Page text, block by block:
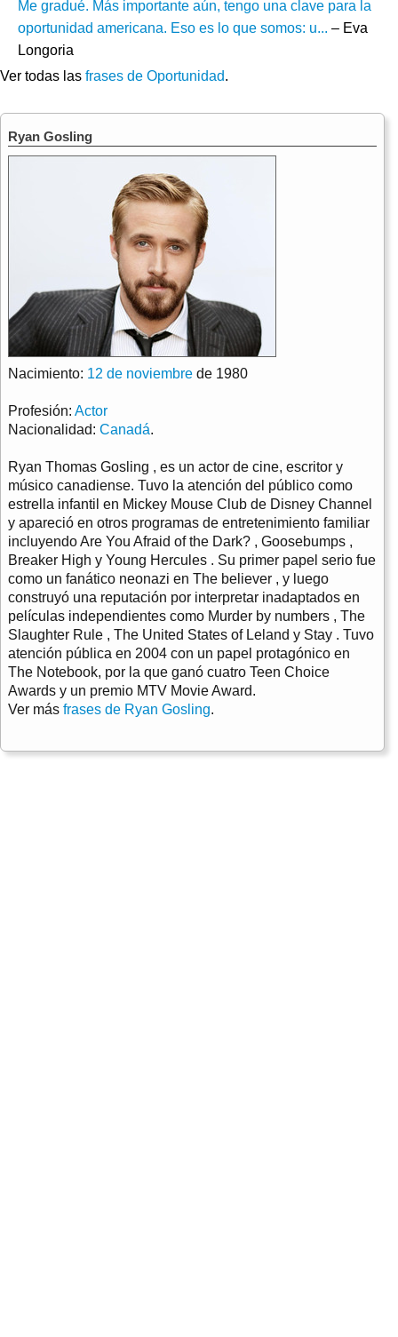
Me gradué. Más importante aún, tengo una clave para la
oportunidad americana. Eso es lo que somos: u... – Eva
Longoria
Ver todas las frases de Oportunidad.
Ryan Gosling
Nacimiento: 12 de noviembre de 1980
Profesión: Actor
Nacionalidad: Canadá.
Ryan Thomas Gosling , es un actor de cine, escritor y
músico canadiense. Tuvo la atención del público como
estrella infantil en Mickey Mouse Club de Disney Channel
y apareció en otros programas de entretenimiento familiar
incluyendo Are You Afraid of the Dark? , Goosebumps ,
Breaker High y Young Hercules . Su primer papel serio fue
como un fanático neonazi en The believer , y luego
construyó una reputación por interpretar inadaptados en
películas independientes como Murder by numbers , The
Slaughter Rule , The United States of Leland y Stay . Tuvo
atención pública en 2004 con un papel protagónico en
The Notebook, por la que ganó cuatro Teen Choice
Awards y un premio MTV Movie Award.
Ver más frases de Ryan Gosling.